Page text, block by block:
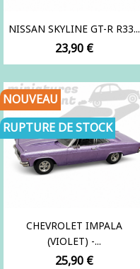
NISSAN SKYLINE GT-R R33...
Prix
23,90 €
CHEVROLET IMPALA
(VIOLET) -...
Prix
25,90 €
NOUVEAU
RUPTURE DE STOCK